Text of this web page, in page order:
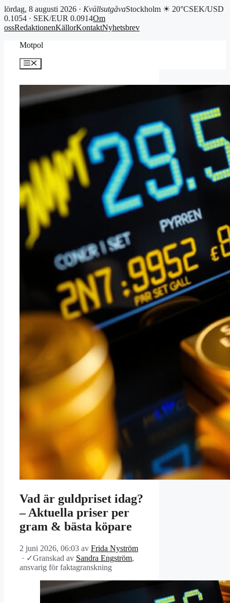
lördag, 8 augusti 2026 · KvällsutgåvaStockholm ☀ 20°CSEK/USD
0.1054 · SEK/EUR 0.0914Om
ossRedaktionenKällorKontaktNyhetsbrev
Motpol
Meny
Vad är guldpriset idag?
– Aktuella priser per
gram & bästa köpare
2 juni 2026, 06:03 av Frida Nyström
· ✓Granskad av Sandra Engström,
ansvarig för faktagranskning